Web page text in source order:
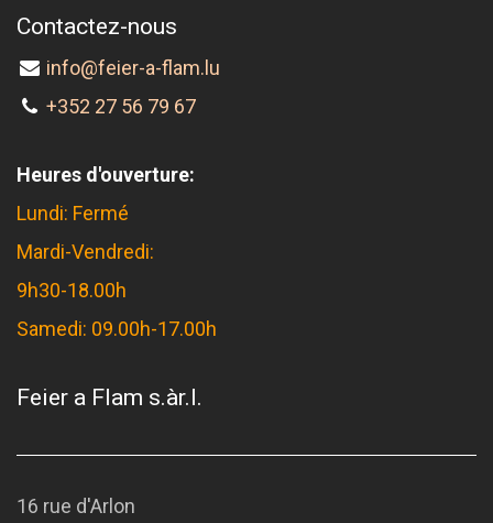
Contactez-nous
info@feier-a-flam.lu
+352 27 56 79 67
Heures d'ouverture:
Lundi: Fermé
Mardi-Vendredi:
9h30-18.00h
Samedi: 09.00h-17.00h
Feier a Flam s.àr.l.
16 rue d'Arlon